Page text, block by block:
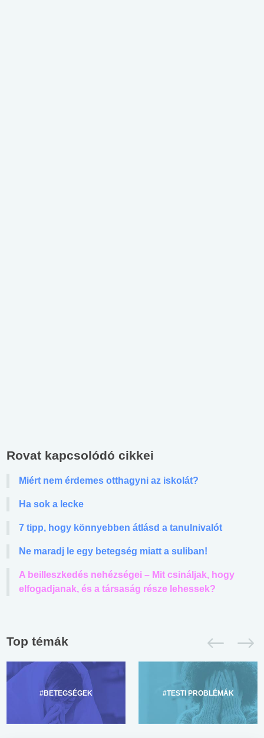
Rovat kapcsolódó cikkei
Miért nem érdemes otthagyni az iskolát?
Ha sok a lecke
7 tipp, hogy könnyebben átlásd a tanulnivalót
Ne maradj le egy betegség miatt a suliban!
A beilleszkedés nehézségei – Mit csináljak, hogy
elfogadjanak, és a társaság része lehessek?
Top témák
#BETEGSÉGEK #TESTI PROBLÉMÁK